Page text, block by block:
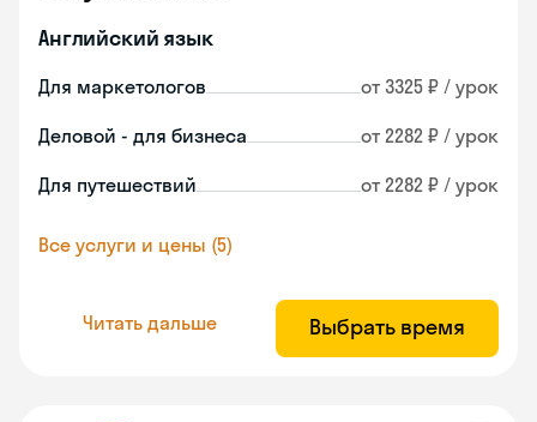
Английский язык
Для маркетологов от 3325 ₽ / урок
Деловой - для бизнеса от 2282 ₽ / урок
Для путешествий от 2282 ₽ / урок
Все услуги и цены (5)
Читать дальше Выбрать время